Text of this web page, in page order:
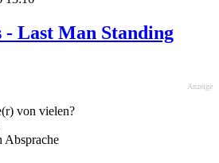
Last Man Standing
Anzeige
von vielen?
Absprache